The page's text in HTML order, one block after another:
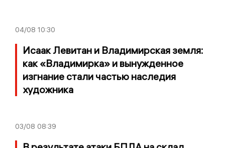
04/08 10:30
Исаак Левитан и Владимирская земля:
как «Владимирка» и вынужденное
изгнание стали частью наследия
художника
03/08 08:39